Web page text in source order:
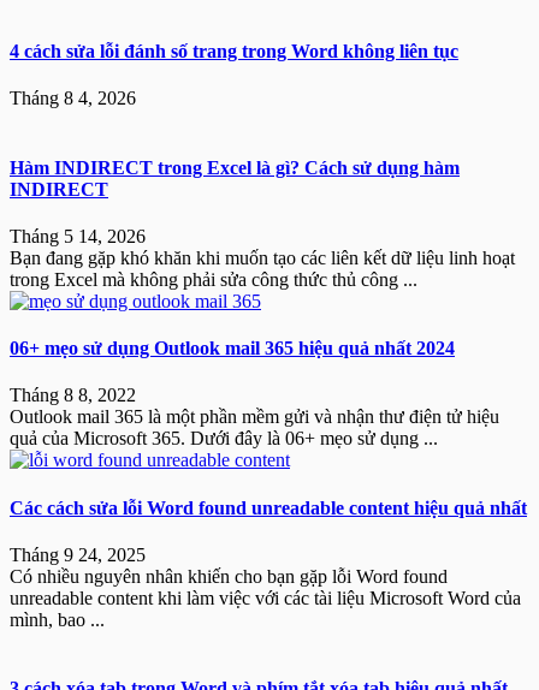
4 cách sửa lỗi đánh số trang trong Word không liên tục
Tháng 8 4, 2026
Hàm INDIRECT trong Excel là gì? Cách sử dụng hàm
INDIRECT
Tháng 5 14, 2026
Bạn đang gặp khó khăn khi muốn tạo các liên kết dữ liệu linh hoạt
trong Excel mà không phải sửa công thức thủ công ...
06+ mẹo sử dụng Outlook mail 365 hiệu quả nhất 2024
Tháng 8 8, 2022
Outlook mail 365 là một phần mềm gửi và nhận thư điện tử hiệu
quả của Microsoft 365. Dưới đây là 06+ mẹo sử dụng ...
Các cách sửa lỗi Word found unreadable content hiệu quả nhất
Tháng 9 24, 2025
Có nhiều nguyên nhân khiến cho bạn gặp lỗi Word found
unreadable content khi làm việc với các tài liệu Microsoft Word của
mình, bao ...